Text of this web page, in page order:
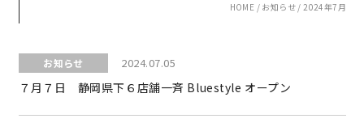
HOME / お知らせ/2024年7月
お知らせ 2024.07.05
７月７日 静岡県下６店舗一斉 Bluestyle オープン